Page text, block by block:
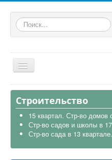
Искать...
Общая
В районе
Строительство
Строительство
15 квартал. Стр-во домов
Стр-во садов и школы в
Стр-во сада в 13